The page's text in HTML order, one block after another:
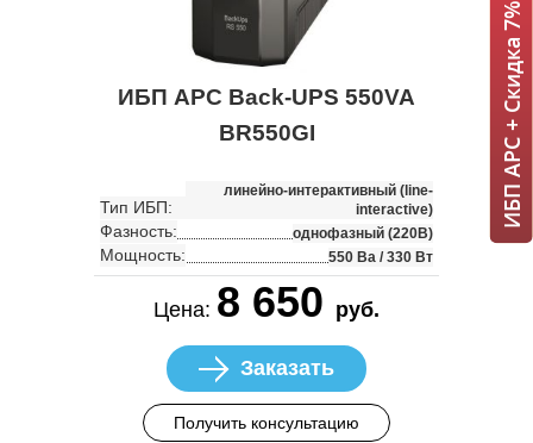
ИБП APC Back-UPS 550VA
BR550GI
Тип ИБП:
линейно-интерактивный (line-
interactive)
Фазность: однофазный (220В)
Мощность: 550 Ва / 330 Вт
Цена: 8 650 руб.
Заказать
Получить консультацию
ИБП APC + Скидка 7% = 1 мин!